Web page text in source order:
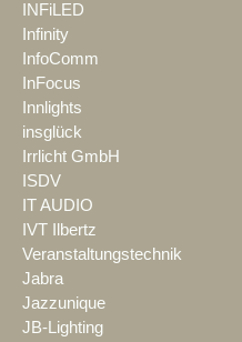
INFiLED
Infinity
InfoComm
InFocus
Innlights
insglück
Irrlicht GmbH
ISDV
IT AUDIO
IVT Ilbertz
Veranstaltungstechnik
Jabra
Jazzunique
JB-Lighting